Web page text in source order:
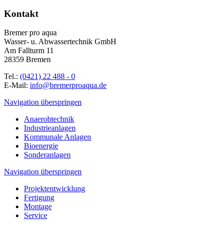
Kontakt
Bremer pro aqua
Wasser- u. Abwassertechnik GmbH
Am Fallturm 11
28359 Bremen
Tel.: (0421) 22 488 - 0
E-Mail: info@bremerproaqua.de
Navigation überspringen
Anaerobtechnik
Industrieanlagen
Kommunale Anlagen
Bioenergie
Sonderanlagen
Navigation überspringen
Projektentwicklung
Fertigung
Montage
Service